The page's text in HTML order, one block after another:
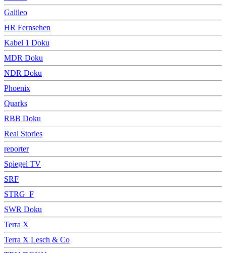
Galileo
HR Fernsehen
Kabel 1 Doku
MDR Doku
NDR Doku
Phoenix
Quarks
RBB Doku
Real Stories
reporter
Spiegel TV
SRF
STRG_F
SWR Doku
Terra X
Terra X Lesch & Co